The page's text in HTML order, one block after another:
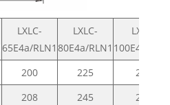
LXLC-
65E4a/RLN1
LXLC-
80E4a/RLN1
LXLC-
100E4a/
200 225
250
208 245
245